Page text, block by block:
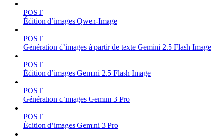
POST
Édition d’images Qwen-Image
POST
Génération d’images à partir de texte Gemini 2.5 Flash Image
POST
Édition d’images Gemini 2.5 Flash Image
POST
Génération d’images Gemini 3 Pro
POST
Édition d’images Gemini 3 Pro